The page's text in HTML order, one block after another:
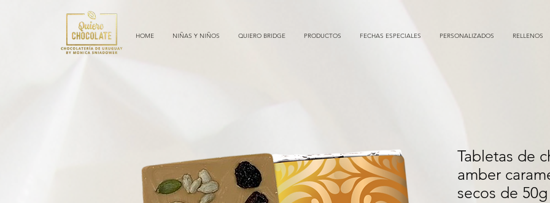
HOME NIÑAS Y NIÑOS QUIERO BRIDGE PRODUCTOS FECHAS ESPECIALES PERSONALIZADOS RELLENOS
Tabletas de
amber
secos de 50g